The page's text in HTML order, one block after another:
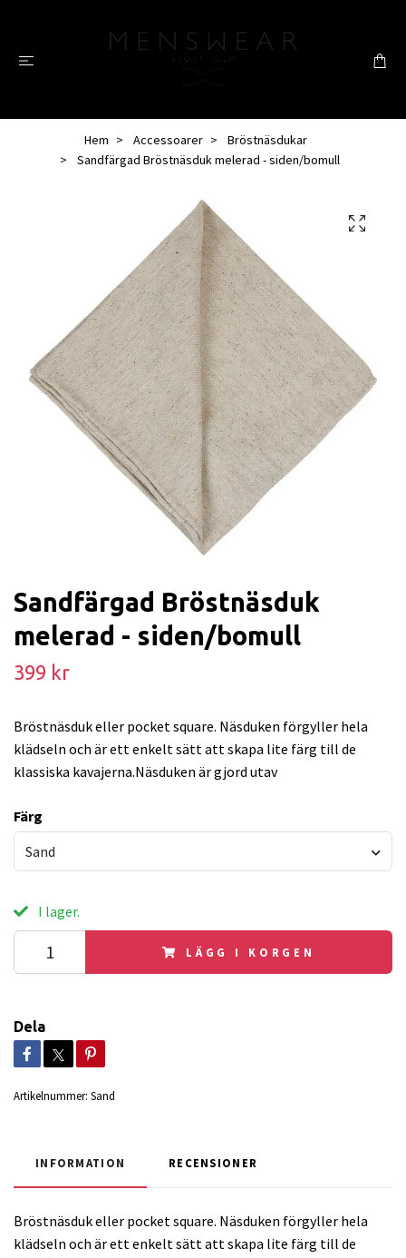
Hem Accessoarer
Bröstnäsdukar
Sandfärgad Bröstnäsduk melerad - siden/bomull
Sandfärgad Bröstnäsduk
melerad - siden/bomull
399 kr
Bröstnäsduk eller pocket square. Näsduken förgyller hela
klädseln och är ett enkelt sätt att skapa lite färg till de
klassiska kavajerna.Näsduken är gjord utav
Färg
Sand
I lager.
LÄGG I KORGEN
Dela
Artikelnummer: Sand
INFORMATION RECENSIONER
Bröstnäsduk eller pocket square. Näsduken förgyller hela
klädseln och är ett enkelt sätt att skapa lite färg till de